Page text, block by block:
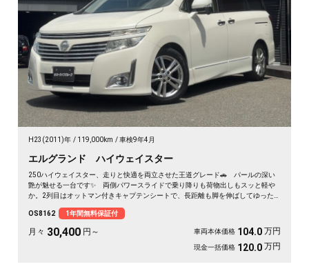
H23(2011)年 119,000km 車検9年4月
エルグランド ハイウェイスター
250ハイウェイスター、走りと快適を両立させた王道グレード🚗 パールの深い
艶が魅せる一台です✨ 両側パワースライドで乗り降りも荷物出しもスッと軽や
か。2列目はオットマン付きキャプテンシートで、長距離も脚を伸ばしてゆった
遠出も、休日のドライブも心地よい移動空間に👑 冬の夜道も明るいHIDで安心
の一台です《1年保証付》😎
OS8162 1年間無料保証付
月々 30,400 円～ 車両本体価格 104.0 万円
現金一括価格 120.0 万円